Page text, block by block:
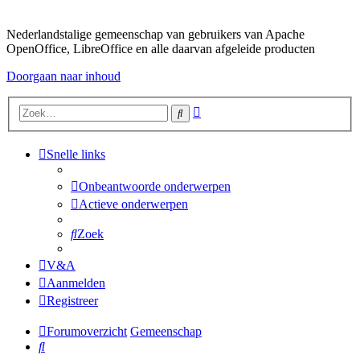
Nederlandstalige gemeenschap van gebruikers van Apache
OpenOffice, LibreOffice en alle daarvan afgeleide producten
Doorgaan naar inhoud
Zoek
Snelle links
Onbeantwoorde onderwerpen
Actieve onderwerpen
Zoek
V&A
Aanmelden
Registreer
Forumoverzicht Gemeenschap
Zoek